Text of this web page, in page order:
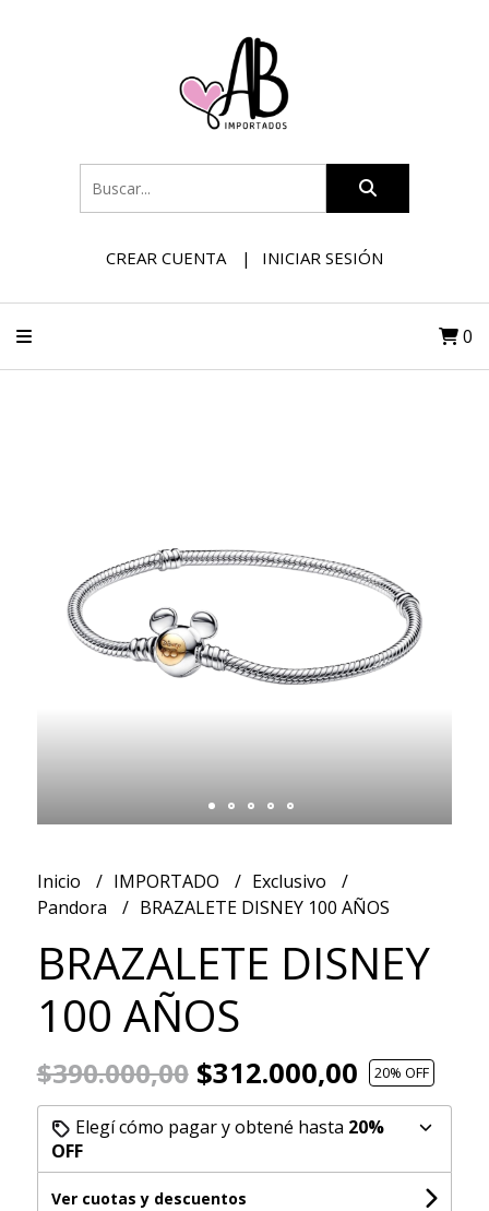
CREAR CUENTA INICIAR SESIÓN
0
Inicio IMPORTADO
Exclusivo
Pandora
BRAZALETE DISNEY 100 AÑOS
BRAZALETE DISNEY
100 AÑOS
$390.000,00$312.000,00 20% OFF
Elegí cómo pagar y obtené hasta 20%
OFF
Ver cuotas y descuentos